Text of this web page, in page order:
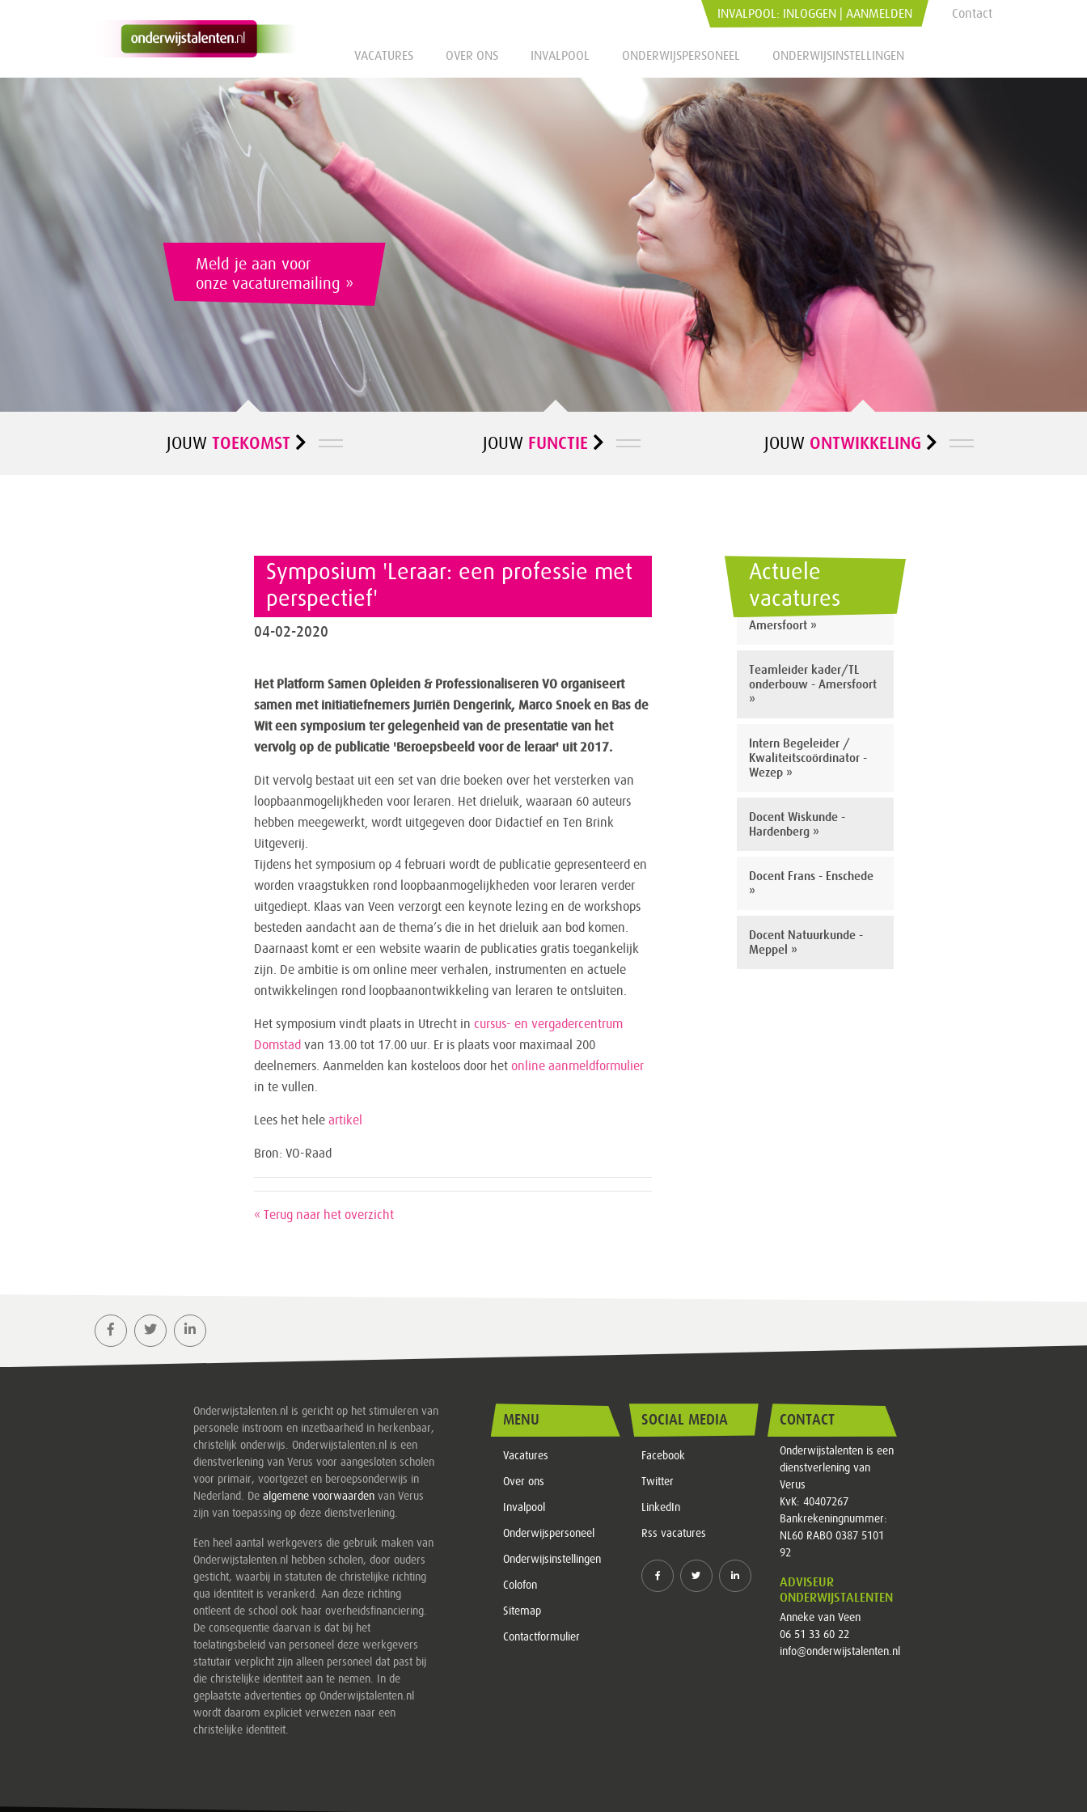
INVALPOOL: INLOGGEN AANMELDEN Contact
VACATURES OVER ONS INVALPOOL ONDERWIJSPERSONEEL ONDERWIJSINSTELLINGEN
Meld je aan voor
onze vacaturemailing »
JOUW TOEKOMST JOUW FUNCTIE JOUW ONTWIKKELING
Symposium 'Leraar: een professie met
perspectief'
04-02-2020
Het Platform Samen Opleiden & Professionaliseren VO organiseert
samen met initiatiefnemers Jurriën Dengerink, Marco Snoek en Bas de
Wit een symposium ter gelegenheid van de presentatie van het
vervolg op de publicatie 'Beroepsbeeld voor de leraar' uit 2017.
Dit vervolg bestaat uit een set van drie boeken over het versterken van
loopbaanmogelijkheden voor leraren. Het drieluik, waaraan 60 auteurs
hebben meegewerkt, wordt uitgegeven door Didactief en Ten Brink
Uitgeverij.
Tijdens het symposium op 4 februari wordt de publicatie gepresenteerd en
worden vraagstukken rond loopbaanmogelijkheden voor leraren verder
uitgediept. Klaas van Veen verzorgt een keynote lezing en de workshops
besteden aandacht aan de thema’s die in het drieluik aan bod komen.
Daarnaast komt er een website waarin de publicaties gratis toegankelijk
zijn. De ambitie is om online meer verhalen, instrumenten en actuele
ontwikkelingen rond loopbaanontwikkeling van leraren te ontsluiten.
Het symposium vindt plaats in Utrecht in cursus- en vergadercentrum
Domstad van 13.00 tot 17.00 uur. Er is plaats voor maximaal 200
deelnemers. Aanmelden kan kosteloos door het online aanmeldformulier
in te vullen.
Lees het hele artikel
Bron: VO-Raad
« Terug naar het overzicht
Actuele
vacatures
Docent Nederlands -
Amersfoort »
Teamleider kader/TL
onderbouw - Amersfoort
»
Intern Begeleider /
Kwaliteitscoördinator -
Wezep »
Docent Wiskunde -
Hardenberg »
Docent Frans - Enschede
»
Docent Natuurkunde -
Meppel »
Onderwijstalenten.nl is gericht op het stimuleren van
personele instroom en inzetbaarheid in herkenbaar,
christelijk onderwijs. Onderwijstalenten.nl is een
dienstverlening van Verus voor aangesloten scholen
voor primair, voortgezet en beroepsonderwijs in
Nederland. De algemene voorwaarden van Verus
zijn van toepassing op deze dienstverlening.
Een heel aantal werkgevers die gebruik maken van
Onderwijstalenten.nl hebben scholen, door ouders
gesticht, waarbij in statuten de christelijke richting
qua identiteit is verankerd. Aan deze richting
ontleent de school ook haar overheidsfinanciering.
De consequentie daarvan is dat bij het
toelatingsbeleid van personeel deze werkgevers
statutair verplicht zijn alleen personeel dat past bij
die christelijke identiteit aan te nemen. In de
geplaatste advertenties op Onderwijstalenten.nl
wordt daarom expliciet verwezen naar een
christelijke identiteit.
MENU
Vacatures
Over ons
Invalpool
Onderwijspersoneel
Onderwijsinstellingen
Colofon
Sitemap
Contactformulier
SOCIAL MEDIA
Facebook
Twitter
LinkedIn
Rss vacatures
CONTACT
Onderwijstalenten is een
dienstverlening van
Verus
KvK: 40407267
Bankrekeningnummer:
NL60 RABO 0387 5101
92
ADVISEUR
ONDERWIJSTALENTEN
Anneke van Veen
06 51 33 60 22
info@onderwijstalenten.nl